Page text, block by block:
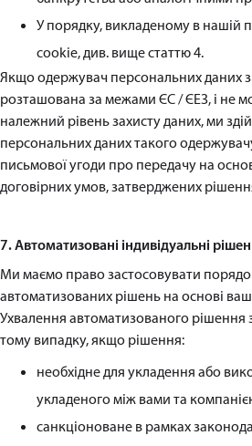
У порядку, викладеному в нашій
cookie, див. вище статтю 4.
Якщо одержувач персональних даних
розташована за межами ЄС / ЄЕЗ, і не
належний рівень захисту даних, ми
персональних даних такого
письмової угоди про передачу на
договірних умов, затверджених
7. Автоматизовані індивідуальні
Ми маємо право застосовувати
автоматизованих рішень на основі
Ухвалення автоматизованого рішення
тому випадку, якщо рішення:
необхідне для укладення або
укладеного між вами та
санкціоноване в рамках